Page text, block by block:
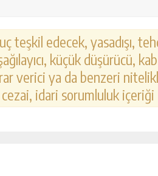
teşkil edecek, yasadışı,
küçük düşürücü,
verici ya da benzeri
idari sorumluluk